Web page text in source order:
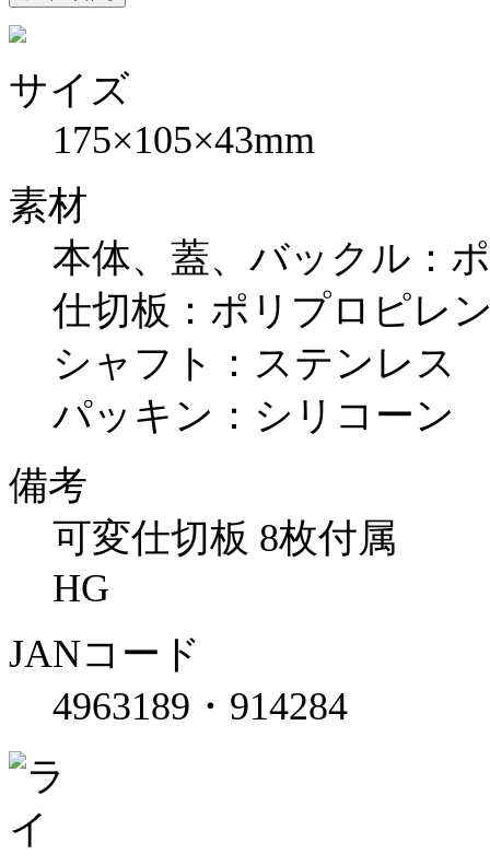
サイズ
175×105×43mm
素材
本体、蓋、バックル：
仕切板：ポリプロピレ
シャフト：ステンレス
パッキン：シリコーン
備考
可変仕切板 8枚付属
HG
JANコード
4963189・914284